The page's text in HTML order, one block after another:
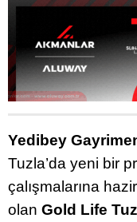
Yedibey
Tuzla’da yeni bir
çalışmalarına
olan Gold Life